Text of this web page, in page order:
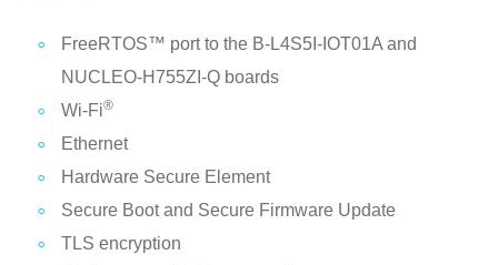
FreeRTOS™ port to the B-L4S5I-IOT01A and
NUCLEO-H755ZI-Q boards
Wi-Fi®
Ethernet
Hardware Secure Element
Secure Boot and Secure Firmware Update
TLS encryption